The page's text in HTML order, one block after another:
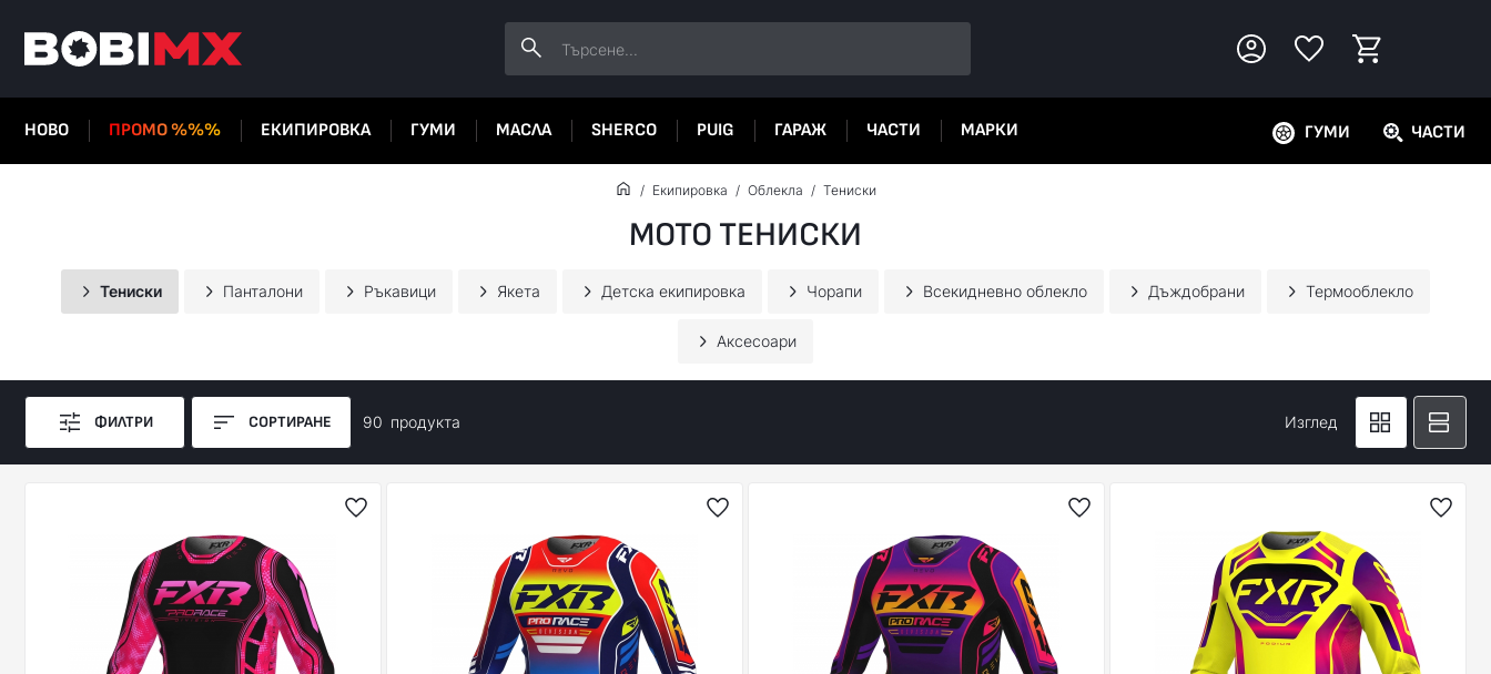
НОВО ПРОМО %%% ЕКИПИРОВКА ГУМИ МАСЛА SHERCO PUIG ГАРАЖ ЧАСТИ МАРКИ ГУМИ ЧАСТИ
Екипировка Облекла Тениски
МОТО ТЕНИСКИ
Тениски Панталони Ръкавици Якета Детска екипировка Чорапи Всекидневно облекло Дъждобрани Термооблекло
Аксесоари
ФИЛТРИ СОРТИРАНЕ 90 продуктa Изглед